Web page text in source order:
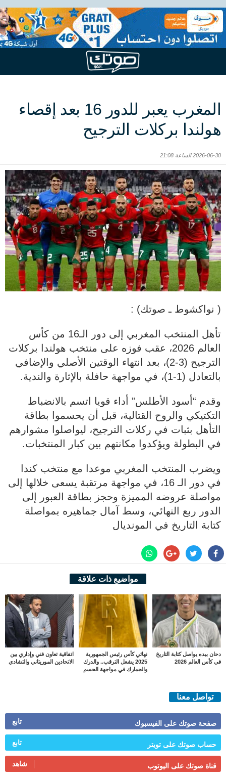
المغرب يعبر للدور 16 بعد إقصاء
هولندا بركلات الترجيح
2026-06-30 الساعة 21:08
( نواكشوط ـ صوتك) :
تأهل المنتخب المغربي إلى دور الـ16 من كأس
العالم 2026، عقب فوزه على منتخب هولندا بركلات
الترجيح (3-2)، بعد انتهاء الوقتين الأصلي والإضافي
بالتعادل (1-1)، في مواجهة حافلة بالإثارة والندية.
وقدم “أسود الأطلس” أداء قويا اتسم بالانضباط
التكتيكي والروح القتالية، قبل أن يحسموا بطاقة
التأهل بثبات في ركلات الترجيح، ليواصلوا مشوارهم
في البطولة ويؤكدوا مكانتهم بين كبار المنتخبات.
ويضرب المنتخب المغربي موعدا مع منتخب كندا
في دور الـ 16، في مواجهة مرتقبة يسعى خلالها إلى
مواصلة عروضه المميزة وحجز بطاقة العبور إلى
الدور ربع النهائي، وسط آمال جماهيره بمواصلة
كتابة التاريخ في المونديال
مواضيع ذات علاقة
دحان بيده يواصل كتابة التاريخ
في كأس العالم 2026
نهائي كأس رئيس الجمهورية
2025 يشعل الترقب.. والدرك
والجمارك في مواجهة الحسم
اتفاقية تعاون فني وإداري بين
الاتحادين الموريتاني والتشادي
تواصل معنا
صفحة صوتك على الفيسبوك تابع
حساب صوتك على تويتر تابع
قناة صوتك على اليوتوب شاهد